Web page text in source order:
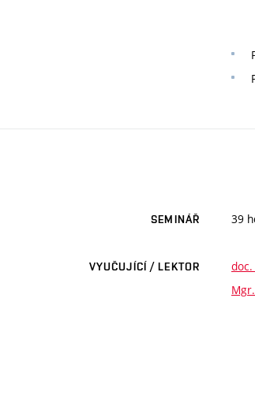
SEMINÁŘ 39
VYUČUJÍCÍ / LEKTOR
doc.